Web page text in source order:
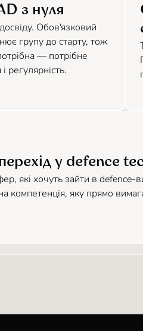
з нуля
Обов'язковий
групу до старту, тож
— потрібне
регулярність.
у defence
які хочуть зайти в
компетенція, яку прямо